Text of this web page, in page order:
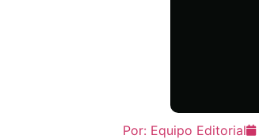
Por: Equipo Editorial